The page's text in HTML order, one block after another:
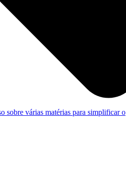
sobre várias matérias para simplificar o